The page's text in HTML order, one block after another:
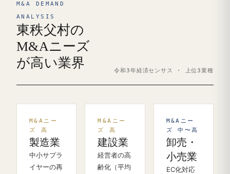
M&A DEMAND
ANALYSIS
東秩父村の
M&Aニーズ
が高い業界
令和3年経済センサス · 上位3業種
M&Aニー
ズ 高
製造業
中小サプラ
イヤーの再
M&Aニー
ズ 高
建設業
経営者の高
齢化（平均
M&Aニー
ズ 中〜高
卸売・
小売業
EC化対応